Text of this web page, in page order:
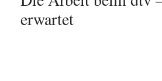
erwartet